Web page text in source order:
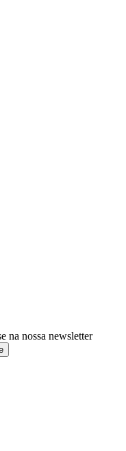
na nossa newsletter